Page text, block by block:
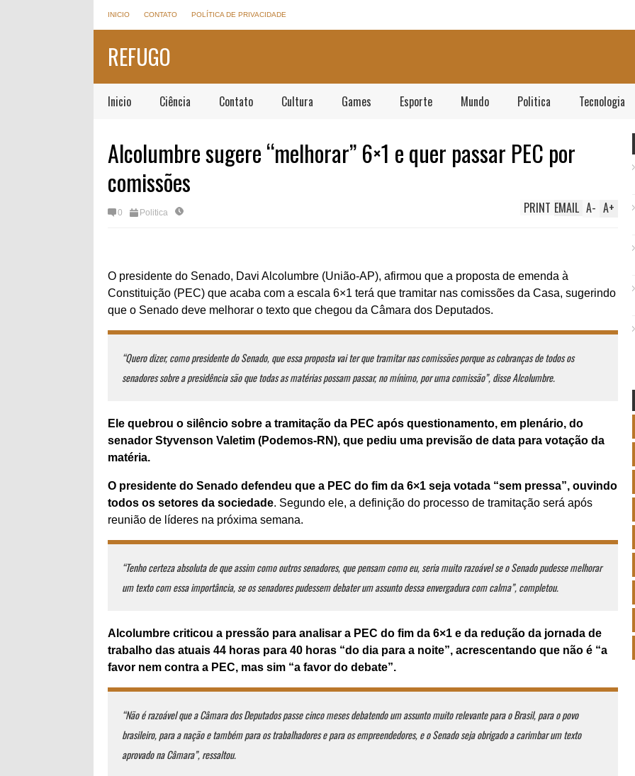
INICIO CONTATO POLÍTICA DE PRIVACIDADE
REFUGO
Inicio Ciência Contato Cultura Games Esporte Mundo Politica Tecnologia
Alcolumbre sugere “melhorar” 6×1 e quer passar PEC por
comissões
0 Politica A+
A-
EMAIL
PRINT
O presidente do Senado, Davi Alcolumbre (União-AP), afirmou que a proposta de emenda à
Constituição (PEC) que acaba com a escala 6×1 terá que tramitar nas comissões da Casa, sugerindo
que o Senado deve melhorar o texto que chegou da Câmara dos Deputados.
“Quero dizer, como presidente do Senado, que essa proposta vai ter que tramitar nas comissões porque as cobranças de todos os
senadores sobre a presidência são que todas as matérias possam passar, no mínimo, por uma comissão”, disse Alcolumbre.
Ele quebrou o silêncio sobre a tramitação da PEC após questionamento, em plenário, do
senador Styvenson Valetim (Podemos-RN), que pediu uma previsão de data para votação da
matéria.
O presidente do Senado defendeu que a PEC do fim da 6×1 seja votada “sem pressa”, ouvindo
todos os setores da sociedade. Segundo ele, a definição do processo de tramitação será após
reunião de líderes na próxima semana.
“Tenho certeza absoluta de que assim como outros senadores, que pensam como eu, seria muito razoável se o Senado pudesse melhorar
um texto com essa importância, se os senadores pudessem debater um assunto dessa envergadura com calma”, completou.
Alcolumbre criticou a pressão para analisar a PEC do fim da 6×1 e da redução da jornada de
trabalho das atuais 44 horas para 40 horas “do dia para a noite”, acrescentando que não é “a
favor nem contra a PEC, mas sim “a favor do debate”.
“Não é razoável que a Câmara dos Deputados passe cinco meses debatendo um assunto muito relevante para o Brasil, para o povo
brasileiro, para a nação e também para os trabalhadores e para os empreendedores, e o Senado seja obrigado a carimbar um texto
aprovado na Câmara”, ressaltou.